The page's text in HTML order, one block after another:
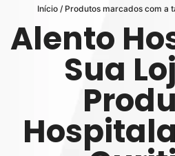
Início / Produtos marcados com a
Alento
Sua